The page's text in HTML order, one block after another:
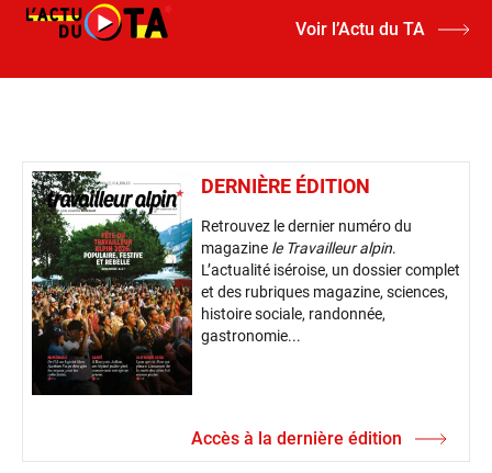
Voir l’Actu du TA
DERNIÈRE ÉDITION
Retrouvez le dernier numéro du
magazine le Travailleur alpin.
L’actualité iséroise, un dossier complet
et des rubriques magazine, sciences,
histoire sociale, randonnée,
gastronomie...
Accès à la dernière édition